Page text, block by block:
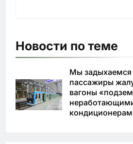
Новости по теме
Мы задыхаемся
пассажиры
вагоны